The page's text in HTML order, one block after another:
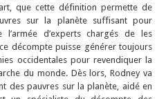
que cette définition permette de
sur la planète suffisant pour
d’experts chargés de les
décompte puisse générer toujours
occidentales pour revendiquer la
du monde. Dès lors, Rodney va
des pauvres sur la planète, aidé en